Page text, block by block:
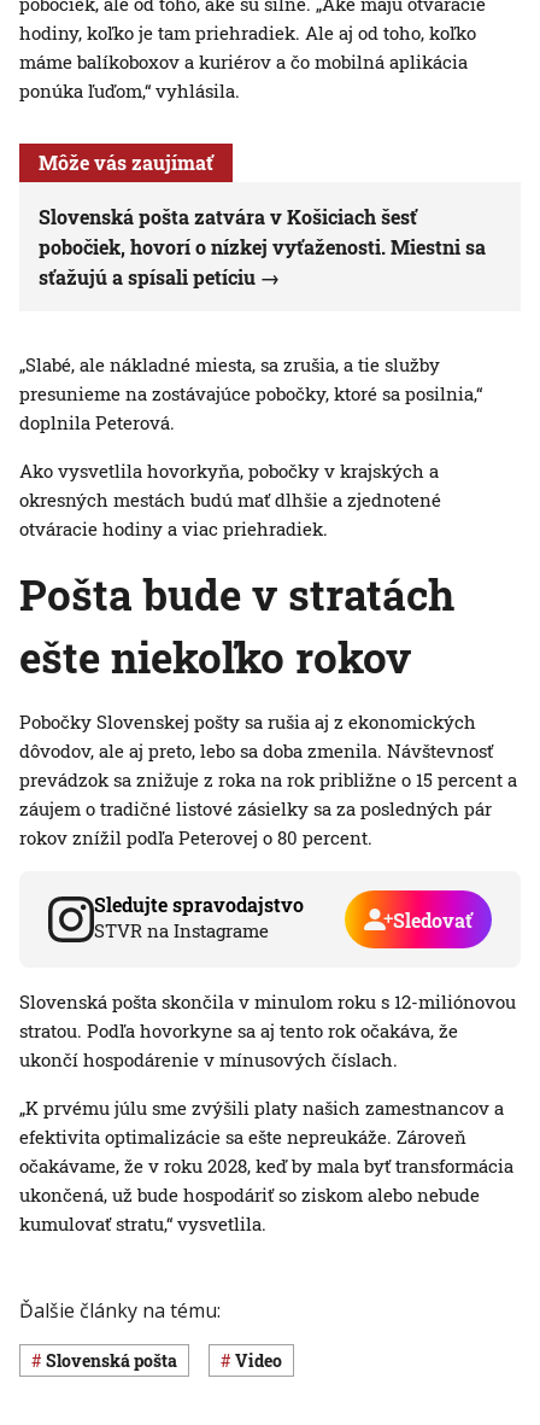
hodiny, koľko je tam priehradiek. Ale aj od toho, koľko
máme balíkoboxov a kuriérov a čo mobilná aplikácia
ponúka ľuďom,“ vyhlásila.
Môže vás zaujímať
Slovenská pošta zatvára v Košiciach šesť
pobočiek, hovorí o nízkej vyťaženosti. Miestni sa
sťažujú a spísali petíciu
„Slabé, ale nákladné miesta, sa zrušia, a tie služby
presunieme na zostávajúce pobočky, ktoré sa posilnia,“
doplnila Peterová.
Ako vysvetlila hovorkyňa, pobočky v krajských a
okresných mestách budú mať dlhšie a zjednotené
otváracie hodiny a viac priehradiek.
Pošta bude v stratách
ešte niekoľko rokov
Pobočky Slovenskej pošty sa rušia aj z ekonomických
dôvodov, ale aj preto, lebo sa doba zmenila. Návštevnosť
prevádzok sa znižuje z roka na rok približne o 15 percent a
záujem o tradičné listové zásielky sa za posledných pár
rokov znížil podľa Peterovej o 80 percent.
Sledujte spravodajstvo
STVR na Instagrame Sledovať
Slovenská pošta skončila v minulom roku s 12-miliónovou
stratou. Podľa hovorkyne sa aj tento rok očakáva, že
ukončí hospodárenie v mínusových číslach.
„K prvému júlu sme zvýšili platy našich zamestnancov a
efektivita optimalizácie sa ešte nepreukáže. Zároveň
očakávame, že v roku 2028, keď by mala byť transformácia
ukončená, už bude hospodáriť so ziskom alebo nebude
kumulovať stratu,“ vysvetlila.
Ďalšie články na tému:
Slovenská pošta Video